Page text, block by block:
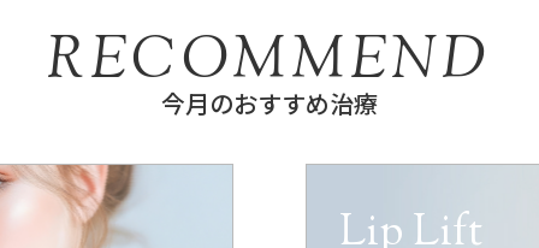
RECOMMEND
今月のおすすめ治療
Lip Lift